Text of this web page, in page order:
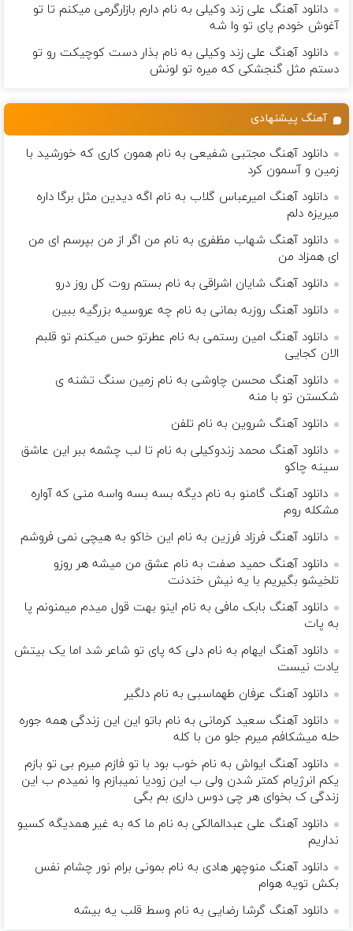
دانلود آهنگ علی زند وکیلی به نام دارم بازارگرمی میكنم تا تو
آغوش خودم پای تو وا شه
دانلود آهنگ علی زند وکیلی به نام بذار دست كوچیكت رو تو
دستم مثل گنجشكی كه میره تو لونش
آهنگ پیشنهادی
دانلود آهنگ مجتبی شفیعی به نام همون کاری که خورشید با
زمین و آسمون کرد
دانلود آهنگ امیرعباس گلاب به نام اگه دیدین مثل برگا داره
میریزه دلم
دانلود آهنگ شهاب مظفری به نام من اگر از من بپرسم ای من
ای همزاد من
دانلود آهنگ شایان اشراقی به نام بستم روت کل روز درو
دانلود آهنگ روزبه بمانی به نام چه عروسیه بزرگیه ببین
دانلود آهنگ امین رستمی به نام عطرتو حس میکنم تو قلبم
الان کجایی
دانلود آهنگ محسن چاوشی به نام زمین سنگ تشنه ی
شکستن تو با منه
دانلود آهنگ شروین به نام تلفن
دانلود آهنگ محمد زندوکیلی به نام تا لب چشمه ببر این عاشق
سینه چاکو
دانلود آهنگ گامنو به نام دیگه بسه بسه واسه منی که آواره
مشکله روم
دانلود آهنگ فرزاد فرزین به نام اﻳﻦ ﺧﺎﻛﻮ ﺑﻪ ﻫﻴﭽﻰ ﻧﻤﻰ ﻓﺮوﺷﻢ
دانلود آهنگ حمید صفت به نام عشق من میشه هر روزو
تلخیشو بگیریم با یه نیش خندنت
دانلود آهنگ بابک مافی به نام اینو بهت قول میدم میمنونم پا
به پات
دانلود آهنگ ایهام به نام دلی که پای تو شاعر شد اما یک بیتش
یادت نیست
دانلود آهنگ عرفان طهماسبی به نام دلگیر
دانلود آهنگ سعید کرمانی به نام باتو این این زندگی همه جوره
حله میشکافم میرم جلو من با کله
دانلود آهنگ ایواش به نام خوب بود با تو فازم میرم بی تو بازم
یکم انرژیام کمتر شدن ولی ب این زودیا نمیبازم وا نمیدم ب این
زندگی ک بخوای هر چی دوس داری بم بگی
دانلود آهنگ علی عبدالمالکی به نام ما که به غیر همدیگه کسیو
نداریم
دانلود آهنگ منوچهر هادی به نام بمونی برام نور چشام نفس
بکش تویه هوام
دانلود آهنگ گرشا رضایی به نام وسط قلب یه بیشه